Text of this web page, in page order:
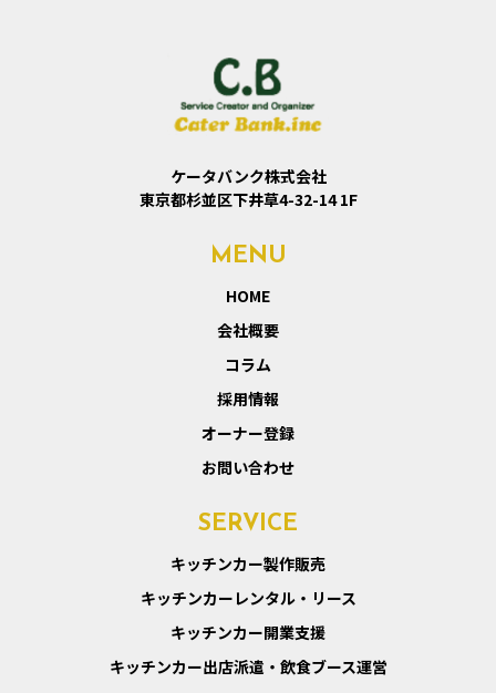
ケータバンク株式会社
東京都杉並区下井草4-32-14 1F
MENU
HOME
会社概要
コラム
採用情報
オーナー登録
お問い合わせ
SERVICE
キッチンカー製作販売
キッチンカーレンタル・リース
キッチンカー開業支援
キッチンカー出店派遣・飲食ブース運営